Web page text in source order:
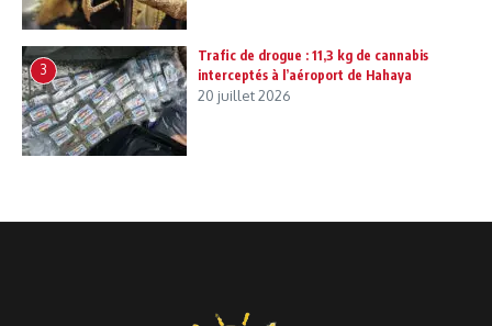
3
Trafic de drogue : 11,3 kg de cannabis
interceptés à l’aéroport de Hahaya
20 juillet 2026